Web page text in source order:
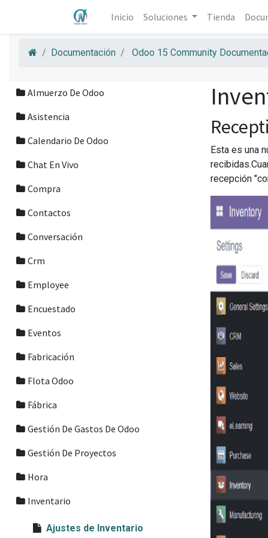
Inicio Soluciones Tienda
Documentación Odoo 15 Community
Almuerzo De Odoo
Asistencia
Calendario De Odoo
Chat En Vivo
Compra
Contactos
Conversación
Crm
Employee
Encuestado
Eventos
Fabricación
Flota Odoo
Fábrica
Gestión De Gastos De Odoo
Gestión De Proyectos
Hora
Inventario
Ajustes de Inventario
Esta es una
recepción